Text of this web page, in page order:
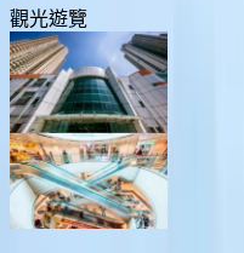
觀光遊覽